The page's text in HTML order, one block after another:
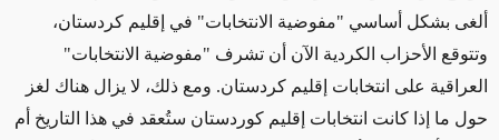
ألغى بشكل أساسي "مفوضية الانتخابات" في إقليم كردستان،
وتتوقع الأحزاب الكردية الآن أن تشرف "مفوضية الانتخابات"
العراقية على انتخابات إقليم كردستان. ومع ذلك، لا يزال هناك لغز
حول ما إذا كانت انتخابات إقليم كوردستان ستُعقد في هذا التاريخ أم